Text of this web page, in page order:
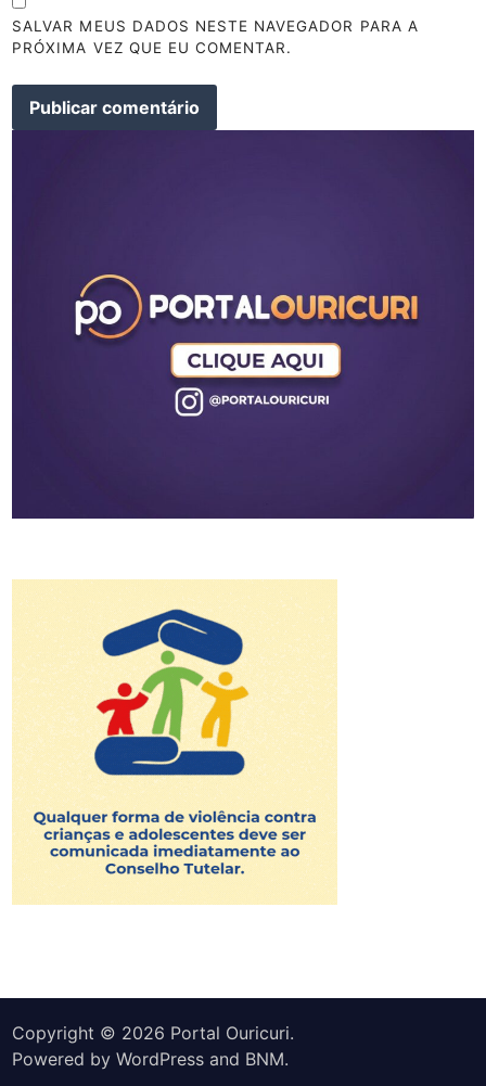
SALVAR MEUS DADOS NESTE NAVEGADOR PARA A
PRÓXIMA VEZ QUE EU COMENTAR.
Copyright © 2026 Portal Ouricuri.
Powered byWordPress and BNM.